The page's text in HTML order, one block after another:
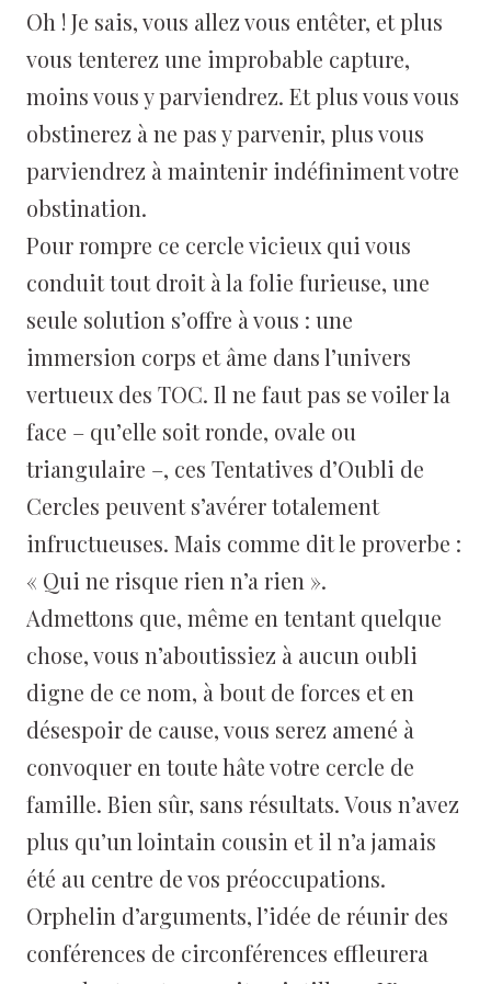
Oh ! Je sais, vous allez vous entêter, et plus
vous tenterez une improbable capture,
moins vous y parviendrez. Et plus vous vous
obstinerez à ne pas y parvenir, plus vous
parviendrez à maintenir indéfiniment votre
obstination.
Pour rompre ce cercle vicieux qui vous
conduit tout droit à la folie furieuse, une
seule solution s’offre à vous : une
immersion corps et âme dans l’univers
vertueux des TOC. Il ne faut pas se voiler la
face – qu’elle soit ronde, ovale ou
triangulaire –, ces Tentatives d’Oubli de
Cercles peuvent s’avérer totalement
infructueuses. Mais comme dit le proverbe :
« Qui ne risque rien n’a rien ».
Admettons que, même en tentant quelque
chose, vous n’aboutissiez à aucun oubli
digne de ce nom, à bout de forces et en
désespoir de cause, vous serez amené à
convoquer en toute hâte votre cercle de
famille. Bien sûr, sans résultats. Vous n’avez
plus qu’un lointain cousin et il n’a jamais
été au centre de vos préoccupations.
Orphelin d’arguments, l’idée de réunir des
conférences de circonférences effleurera